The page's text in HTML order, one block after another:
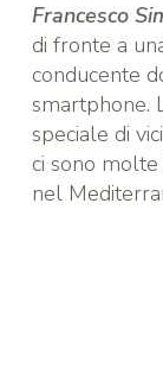
Francesco
di fronte a
conducente
smartphone.
speciale di
ci sono
nel